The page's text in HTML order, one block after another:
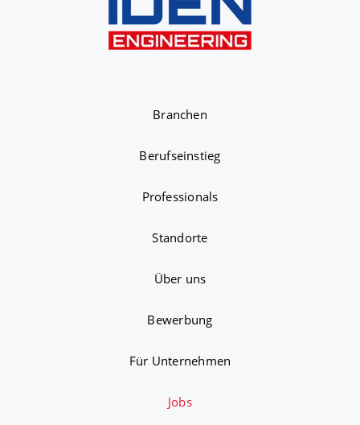
Branchen
Berufseinstieg
Professionals
Standorte
Über uns
Bewerbung
Für Unternehmen
Jobs